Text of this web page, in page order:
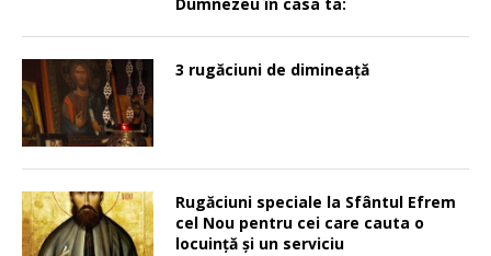
3 rugăciuni de dimineață
Rugăciuni speciale la Sfântul Efrem
cel Nou pentru cei care cauta o
locuinţă şi un serviciu